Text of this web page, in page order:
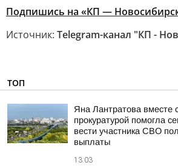
Подпишись на «КП —
Источник: Telegram-канал "КП -
ТОП
Яна Лантратова вместе
прокуратурой помогла
вести участника СВО
выплаты
13:03